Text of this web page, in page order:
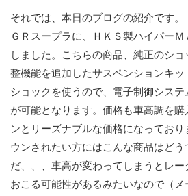
それでは、本日のブログの紹介です。
ＧＲスープラに、ＨＫＳ製ハイパー
しました。こちらの商品、純正のシ
整機能を追加したサスペンションキ
ショックを使うので、電子制御シス
が可能となります。価格も車高調を購
ンとリーズナブルな価格になってお
ウンされたい方にはこんな商品はどう
だ、、、車高が変わってしまうとレ
おこる可能性があるみたいなので（